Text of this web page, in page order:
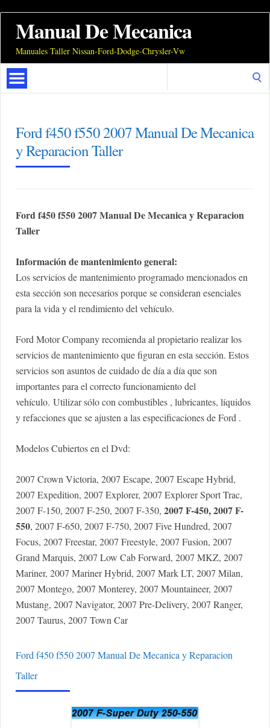
Manual De Mecanica
Manuales Taller Nissan-Ford-Dodge-Chrysler-Vw
Ford f450 f550 2007 Manual De Mecanica
y Reparacion Taller
Ford f450 f550 2007 Manual De Mecanica y Reparacion
Taller
Información de mantenimiento general:
Los servicios de mantenimiento programado mencionados en
esta sección son necesarios porque se consideran esenciales
para la vida y el rendimiento del vehículo.
Ford Motor Company recomienda al propietario realizar los
servicios de mantenimiento que figuran en esta sección. Estos
servicios son asuntos de cuidado de día a día que son
importantes para el correcto funcionamiento del
vehículo. Utilizar sólo con combustibles , lubricantes, líquidos
y refacciones que se ajusten a las especificaciones de Ford .
Modelos Cubiertos en el Dvd:
2007 Crown Victoria, 2007 Escape, 2007 Escape Hybrid,
2007 Expedition, 2007 Explorer, 2007 Explorer Sport Trac,
2007 F-150, 2007 F-250, 2007 F-350, 2007 F-450, 2007 F-
550, 2007 F-650, 2007 F-750, 2007 Five Hundred, 2007
Focus, 2007 Freestar, 2007 Freestyle, 2007 Fusion, 2007
Grand Marquis, 2007 Low Cab Forward, 2007 MKZ, 2007
Mariner, 2007 Mariner Hybrid, 2007 Mark LT, 2007 Milan,
2007 Montego, 2007 Monterey, 2007 Mountaineer, 2007
Mustang, 2007 Navigator, 2007 Pre-Delivery, 2007 Ranger,
2007 Taurus, 2007 Town Car
Ford f450 f550 2007 Manual De Mecanica y Reparacion
Taller